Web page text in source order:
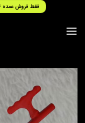
content
فقط فروش عمده 02133969586